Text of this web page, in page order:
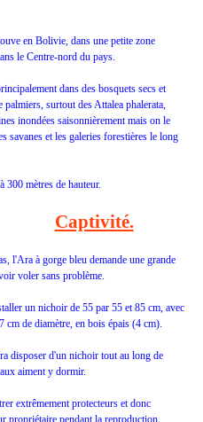
en Bolivie, dans une petite zone
le Centre-nord du pays.
dans des bosquets secs et
palmiers, surtout des Attalea phalerata,
inondées saisonnièrement mais on le
savanes et les galeries forestières le long
300 mètres de hauteur.
Captivité.
l'Ara à gorge bleu demande une grande
voler sans problème.
un nichoir de 55 par 55 et 85 cm, avec
cm de diamètre, en bois épais (4 cm).
disposer d'un nichoir tout au long de
aiment y dormir.
extrêmement protecteurs et donc
propriétaire pendant la reproduction.